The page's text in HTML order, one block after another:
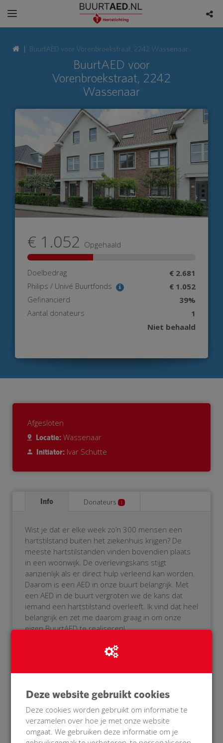
BuurtAED voor Vorenbroekstraat, 2242 Wassenaar
BuurtAED voor
Vorenbroekstraat, 2242
Wassenaar
€ 1.052 Opgehaald
Doelbedrag € 2.681
Philips / Univé Buurtfonds € 1.052
Gefinancierd 39%
Aantal donateurs
1
Niet behaald
Afgesloten
Locatie: Wassenaar
Initiator: Ivar Schutte
Info Donateurs 1
Wist je dat er elke week zo’n 300 mensen een
hartstilstand buiten het ziekenhuis krijgen? De
meeste hartstilstanden vinden bovendien plaats
in een woonwijk. De overlevingskans stijgt
aanzienlijk als er direct hulp verleend kan worden.
Daarom is een AED in onze buurt belangrijk. Met
een AED in de buurt vergroten we de kans dat
iemand een hartstilstand overleeft. Ik vind dat heel
belangrijk en zet me daarom graag in om onze
eigen BuurtAED te realiseren!
Als je het niet zitten om zelf de AED te bedienen,
geen probleem! De AED wordt namelijk aangemeld
AED bediend kunnen worden door een
burgerhulpverlener die opgeroepen wordt. Een
burgerhulpverlener is getraind om in zo’n situatie
hulp te verlenen.
Doe je mee met onze BuurtAED?
Deze website gebruikt cookies
Deze cookies worden gebruikt om informatie te
verzamelen over hoe je met onze website
omgaat. We gebruiken deze informatie om je